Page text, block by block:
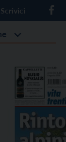
Scrivici